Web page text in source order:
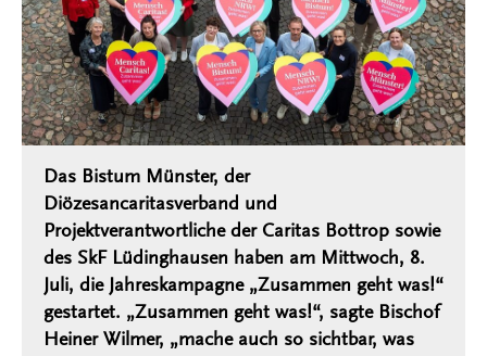
Das Bistum Münster, der
Diözesancaritasverband und
Projektverantwortliche der Caritas Bottrop sowie
des SkF Lüdinghausen haben am Mittwoch, 8.
Juli, die Jahreskampagne „Zusammen geht was!“
gestartet. „Zusammen geht was!“, sagte Bischof
Heiner Wilmer, „mache auch so sichtbar, was